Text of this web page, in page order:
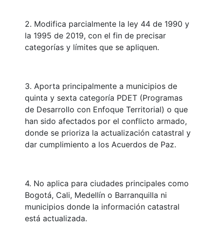
2. Modifica parcialmente la ley 44 de 1990 y
la 1995 de 2019, con el fin de precisar
categorías y límites que se apliquen.
3. Aporta principalmente a municipios de
quinta y sexta categoría PDET (Programas
de Desarrollo con Enfoque Territorial) o que
han sido afectados por el conflicto armado,
donde se prioriza la actualización catastral y
dar cumplimiento a los Acuerdos de Paz.
4. No aplica para ciudades principales como
Bogotá, Cali, Medellín o Barranquilla ni
municipios donde la información catastral
está actualizada.